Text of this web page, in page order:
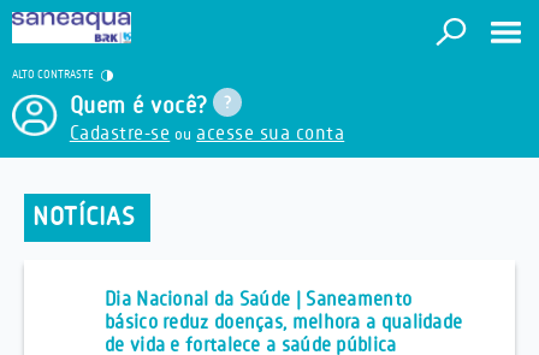
ALTO CONTRASTE
Quem é você?
Cadastre-se ou acesse sua conta
NOTÍCIAS
Dia Nacional da Saúde | Saneamento
básico reduz doenças, melhora a qualidade
de vida e fortalece a saúde pública